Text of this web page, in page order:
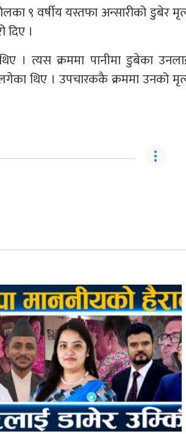
९ वर्षीय यस्तफा अन्सारीको डुबेर
दिए ।
। त्यस क्रममा पानीमा डुबेका
थिए । उपचारककै क्रममा उनको